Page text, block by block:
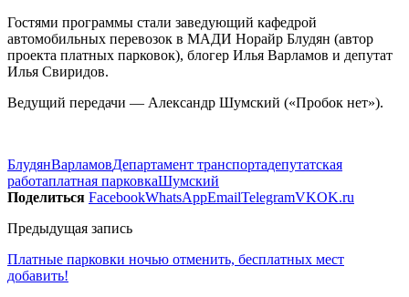
Гостями программы стали заведующий кафедрой
автомобильных перевозок в МАДИ Норайр Блудян (автор
проекта платных парковок), блогер Илья Варламов и депутат
Илья Свиридов.
Ведущий передачи — Александр Шумский («Пробок нет»).
БлудянВарламовДепартамент транспортадепутатская
работаплатная парковкаШумский
Поделиться FacebookWhatsAppEmailTelegramVKOK.ru
Предыдущая запись
Платные парковки ночью отменить, бесплатных мест
добавить!